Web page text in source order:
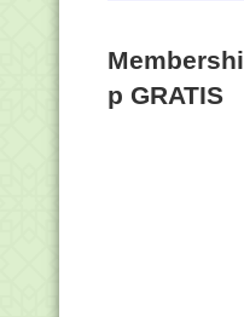
Membershi
p GRATIS